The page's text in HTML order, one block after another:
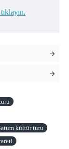
kültür turu